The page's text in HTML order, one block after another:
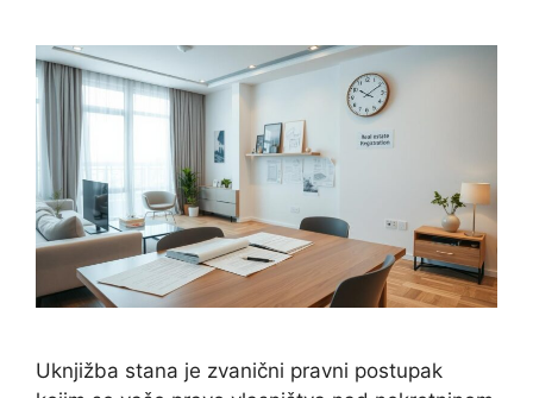
Uknjižba stana je zvanični pravni postupak